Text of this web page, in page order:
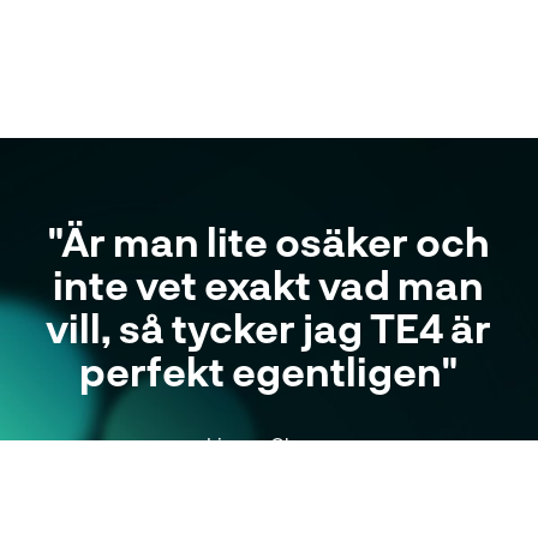
"Är man lite osäker och
inte vet exakt vad man
vill, så tycker jag TE4 är
perfekt egentligen"
Linnea Olsson